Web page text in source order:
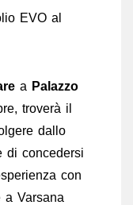
EVO al
a Palazzo
troverà il
dallo
di concedersi
con
a Varsana